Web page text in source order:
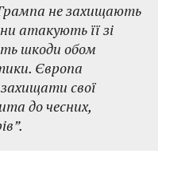
не захищають
атакують її зі
шкоди обом
Європа
свої
до чесних,